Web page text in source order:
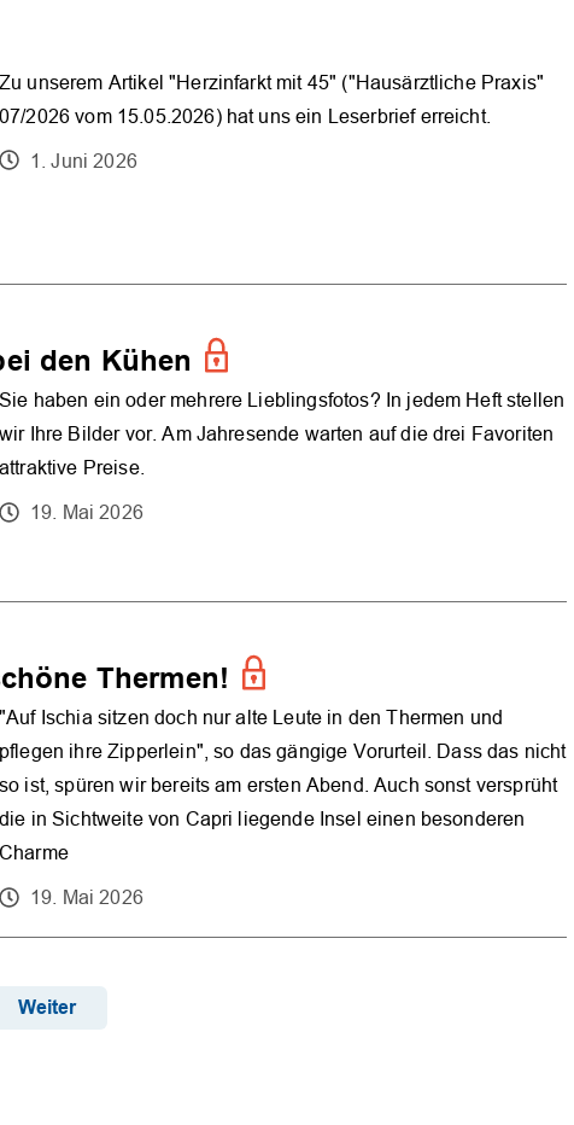
Zu unserem Artikel "Herzinfarkt mit 45" ("Hausärztliche Praxis"
07/2026 vom 15.05.2026) hat uns ein Leserbrief erreicht.
1. Juni 2026
den Kühen
Sie haben ein oder mehrere Lieblingsfotos? In jedem Heft stellen
wir Ihre Bilder vor. Am Jahresende warten auf die drei Favoriten
attraktive Preise.
19. Mai 2026
Thermen!
"Auf Ischia sitzen doch nur alte Leute in den Thermen und
pflegen ihre Zipperlein", so das gängige Vorurteil. Dass das nicht
so ist, spüren wir bereits am ersten Abend. Auch sonst versprüht
die in Sichtweite von Capri liegende Insel einen besonderen
Charme
19. Mai 2026
Weiter